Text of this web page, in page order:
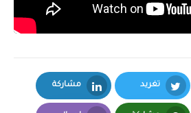
تغريد
Twitter
مشاركة
LinkedIn